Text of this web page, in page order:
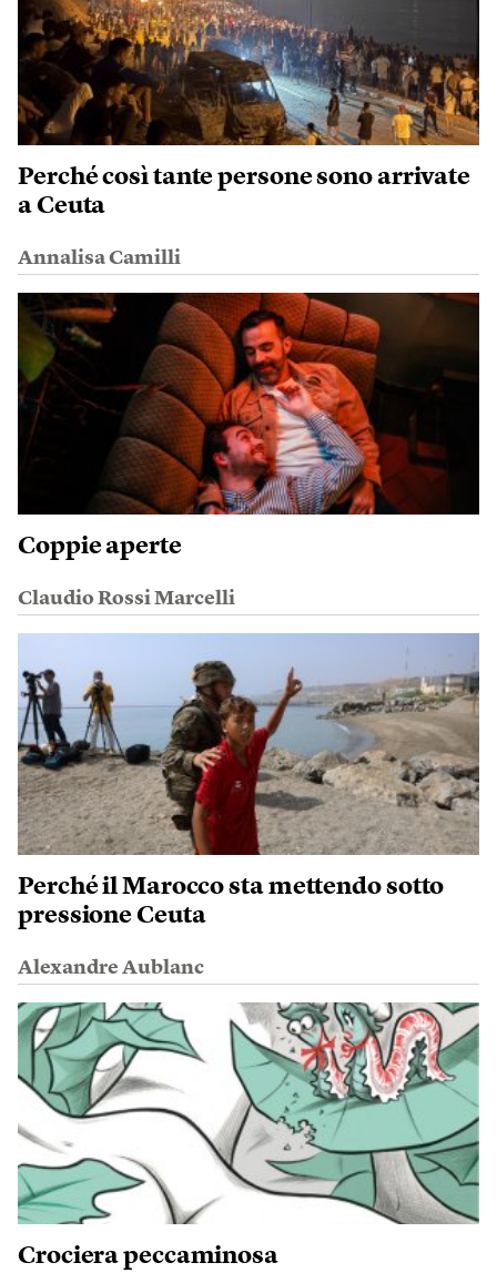
Perché così tante persone sono arrivate
a Ceuta
Annalisa Camilli
Coppie aperte
Claudio Rossi Marcelli
Perché il Marocco sta mettendo sotto
pressione Ceuta
Alexandre Aublanc
Crociera peccaminosa